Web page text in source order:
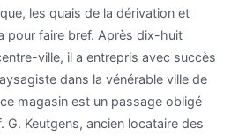
les quais de la dérivation et
pour faire bref. Après dix-huit
ville, il a entrepris avec succès
dans la vénérable ville de
magasin est un passage obligé
Keutgens, ancien locataire des